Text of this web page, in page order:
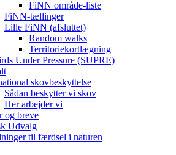
FiNN område-liste
FiNN-tællinger
Lille FiNN (afsluttet)
Random walks
Territoriekortlægning
Under Pressure (SUPRE)
skovbeskyttelse
Sådan beskytter vi skov
Her arbejder vi
og breve
Udvalg
til færdsel i naturen